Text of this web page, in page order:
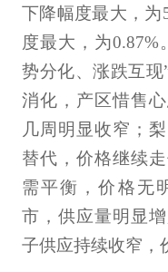
下降幅度最大，为
度最大，为0.87%
势分化、涨跌互
消化，产区惜售
几周明显收窄；
替代，价格继续
需平衡，价格无
市，供应量明显
子供应持续收窄，